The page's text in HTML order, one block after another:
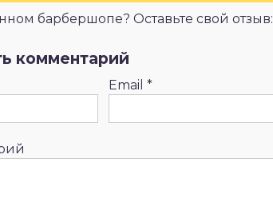
барбершопе? Оставьте свой отзыв:
комментарий
Email *